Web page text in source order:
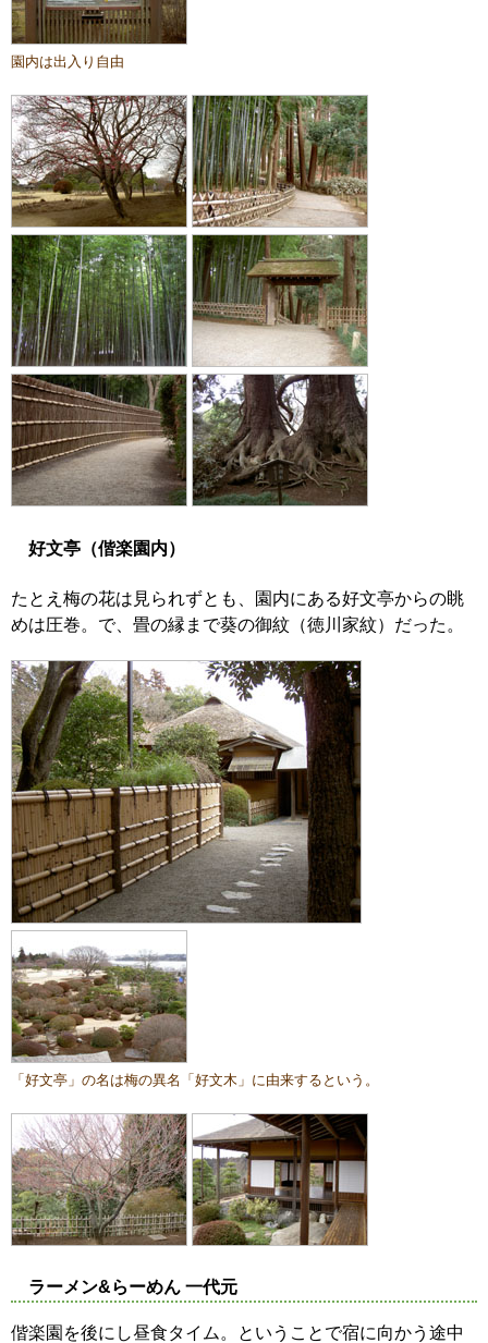
園内は出入り自由
好文亭（偕楽園内）
たとえ梅の花は見られずとも、園内にある好文亭からの眺
めは圧巻。で、畳の縁まで葵の御紋（徳川家紋）だった。
「好文亭」の名は梅の異名「好文木」に由来するという。
ラーメン&らーめん 一代元
偕楽園を後にし昼食タイム。ということで宿に向かう途中